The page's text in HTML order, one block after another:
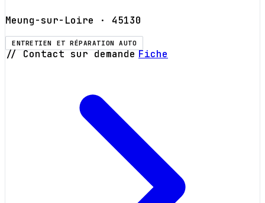
Meung-sur-Loire · 45130
ENTRETIEN ET RÉPARATION AUTO
// Contact sur demande Fiche